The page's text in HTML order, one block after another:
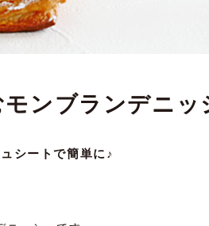
モンブランデニッ
シートで簡単に♪